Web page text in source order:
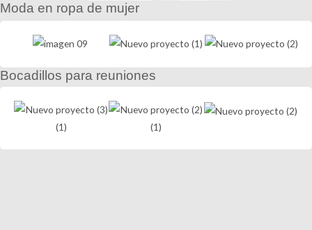
Moda en ropa de mujer
Bocadillos para reuniones